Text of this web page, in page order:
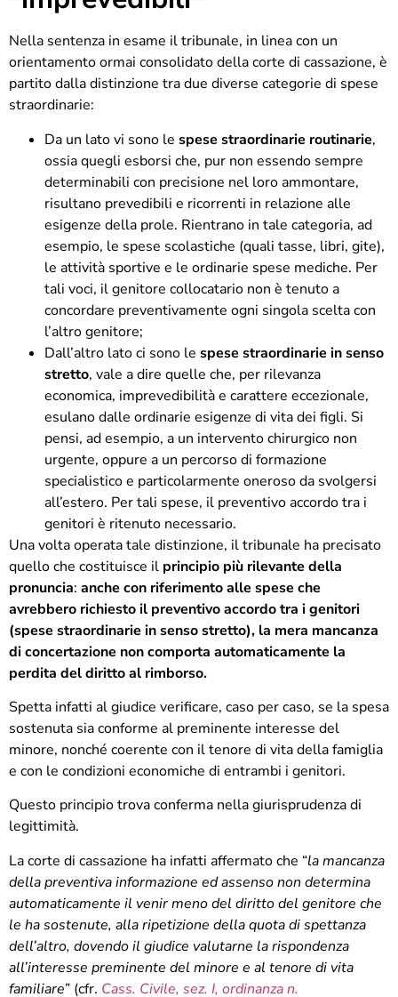
Nella sentenza in esame il tribunale, in linea con un
orientamento ormai consolidato della corte di cassazione, è
partito dalla distinzione tra due diverse categorie di spese
straordinarie:
Da un lato vi sono le spese straordinarie routinarie,
ossia quegli esborsi che, pur non essendo sempre
determinabili con precisione nel loro ammontare,
risultano prevedibili e ricorrenti in relazione alle
esigenze della prole. Rientrano in tale categoria, ad
esempio, le spese scolastiche (quali tasse, libri, gite),
le attività sportive e le ordinarie spese mediche. Per
tali voci, il genitore collocatario non è tenuto a
concordare preventivamente ogni singola scelta con
l’altro genitore;
Dall’altro lato ci sono le spese straordinarie in senso
stretto, vale a dire quelle che, per rilevanza
economica, imprevedibilità e carattere eccezionale,
esulano dalle ordinarie esigenze di vita dei figli. Si
pensi, ad esempio, a un intervento chirurgico non
urgente, oppure a un percorso di formazione
specialistico e particolarmente oneroso da svolgersi
all’estero. Per tali spese, il preventivo accordo tra i
genitori è ritenuto necessario.
Una volta operata tale distinzione, il tribunale ha precisato
quello che costituisce il principio più rilevante della
pronuncia: anche con riferimento alle spese che
avrebbero richiesto il preventivo accordo tra i genitori
(spese straordinarie in senso stretto), la mera mancanza
di concertazione non comporta automaticamente la
perdita del diritto al rimborso.
Spetta infatti al giudice verificare, caso per caso, se la spesa
sostenuta sia conforme al preminente interesse del
minore, nonché coerente con il tenore di vita della famiglia
e con le condizioni economiche di entrambi i genitori.
Questo principio trova conferma nella giurisprudenza di
legittimità.
La corte di cassazione ha infatti affermato che “la mancanza
della preventiva informazione ed assenso non determina
automaticamente il venir meno del diritto del genitore che
le ha sostenute, alla ripetizione della quota di spettanza
dell’altro, dovendo il giudice valutarne la rispondenza
all’interesse preminente del minore e al tenore di vita
familiare” (cfr. Cass. Civile, sez. I, ordinanza n.